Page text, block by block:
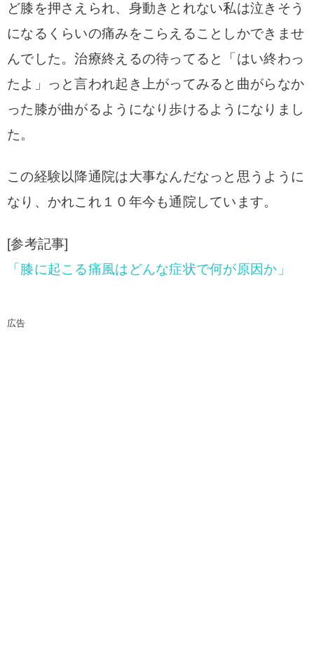
ど膝を押さえられ、身動きとれない私は泣きそう
になるくらいの痛みをこらえることしかできませ
んでした。治療終えるの待ってると「 はい終わっ
たよ」っと言われ起き上がってみると 曲がらなか
った膝が曲がるようになり歩けるようになりまし
た。
この経験以降通院は大事なんだなっと思うように
なり、かれこれ１０年今も通院しています。
[参考記事]
「膝に起こる痛風はどんな症状で何が原因か」
広告